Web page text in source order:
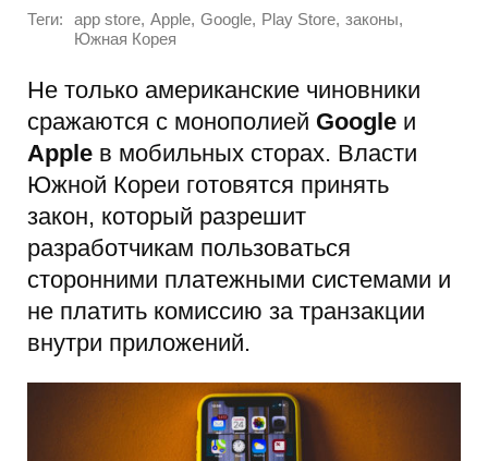
Теги: app store, Apple, Google, Play Store, законы,
Южная Корея
Не только американские чиновники
сражаются с монополией Google и
Apple в мобильных сторах. Власти
Южной Кореи готовятся принять
закон, который разрешит
разработчикам пользоваться
сторонними платежными системами и
не платить комиссию за транзакции
внутри приложений.